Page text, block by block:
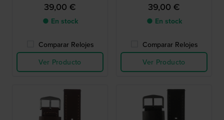
39,00 €
● En stock
Comparar Relojes
Ver Producto
39,00 €
● En stock
Comparar Relojes
Ver Producto